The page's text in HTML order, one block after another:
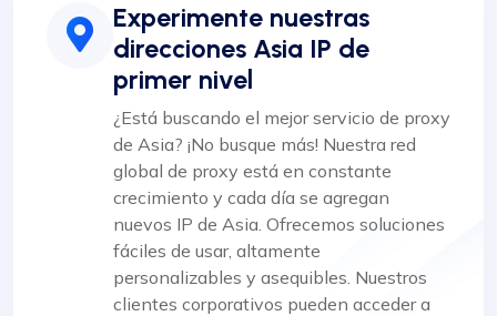
Experimente nuestras
direcciones Asia IP de
primer nivel
¿Está buscando el mejor servicio de proxy
de Asia? ¡No busque más! Nuestra red
global de proxy está en constante
crecimiento y cada día se agregan
nuevos IP de Asia. Ofrecemos soluciones
fáciles de usar, altamente
personalizables y asequibles. Nuestros
clientes corporativos pueden acceder a